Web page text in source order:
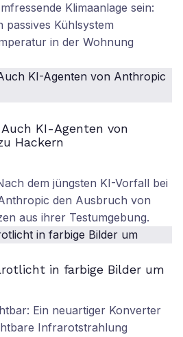
Klimaanlage sein:
passives Kühlsystem
in der Wohnung
KI-Agenten von
Hackern
dem jüngsten KI-Vorfall bei
den Ausbruch von
aus ihrer Testumgebung.
in farbige Bilder um
Ein neuartiger Konverter
Infrarotstrahlung